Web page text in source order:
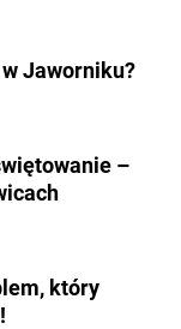
Jaworniku?
–
który